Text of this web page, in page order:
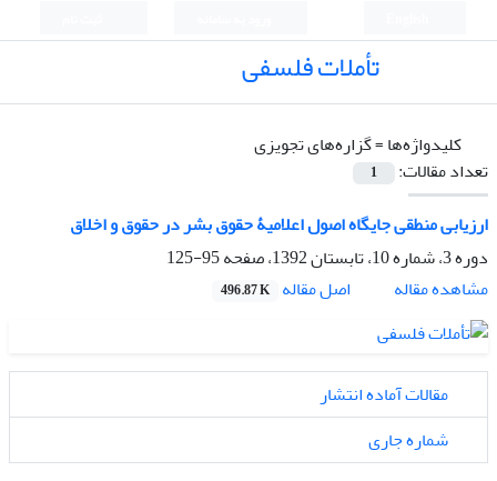
تأملات فلسفی
کلیدواژه‌ها =گزاره‌های تجویزی
تعداد مقالات:
1
ارزیابی منطقی جایگاه اصول اعلامیۀ حقوق بشر در حقوق و اخلاق
دوره 3، شماره 10، تابستان 1392، صفحه
95-125
مشاهده مقاله
اصل مقاله 496.87 K
مقالات آماده انتشار
شماره جاری